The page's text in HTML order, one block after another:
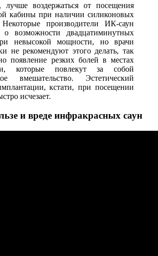
лучше воздержаться от посещения
кабины при наличии силиконовых
производители ИК-саун
о возможности двадцатиминутных
невысокой мощности, но врачи
не рекомендуют этого делать, так
появление резких болей в местах
которые повлекут за собой
вмешательство. Эстетический
кстати, при посещении
исчезает.
и вреде инфракрасных саун